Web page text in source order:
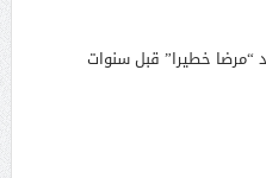
خطيرا” قبل سنوات